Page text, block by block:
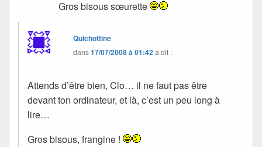
Gros bisous sœurette
Quichottine
dans17/07/2008 à 01:42a dit :
Attends d’être bien, Clo… il ne faut pas être
devant ton ordinateur, et là, c’est un peu long à
lire…
Gros bisous, frangine !